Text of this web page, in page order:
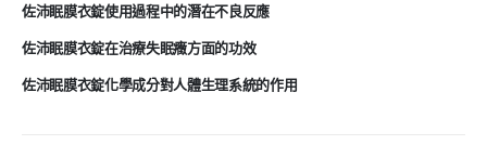
佐沛眠膜衣錠使用過程中的潛在不良反應
佐沛眠膜衣錠在治療失眠癥方面的功效
佐沛眠膜衣錠化學成分對人體生理系統的作用